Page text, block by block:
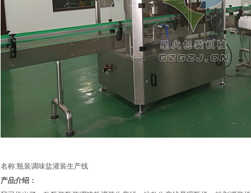
名称:瓶装调味盐灌装生产线
产品介绍：